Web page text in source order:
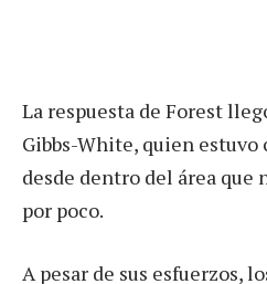
La respuesta de Forest
Gibbs-White, quien estuvo
desde dentro del área
por poco.
A pesar de sus esfuerzos,